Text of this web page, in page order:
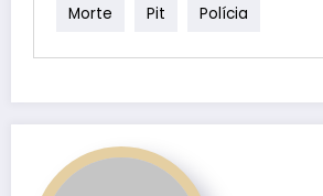
Morte Pit Polícia